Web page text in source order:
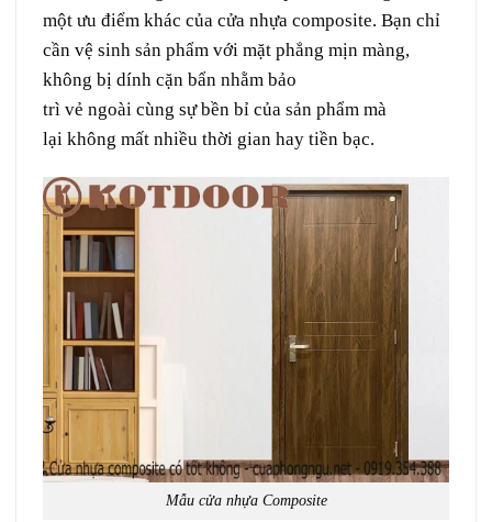
một ưu điểm khác của cửa nhựa composite. Bạn chỉ
cần vệ sinh sản phẩm với mặt phẳng mịn màng,
không bị dính cặn bẩn nhằm bảo
trì vẻ ngoài cùng sự bền bỉ của sản phẩm mà
lại không mất nhiều thời gian hay tiền bạc.
Mẫu cửa nhựa Composite